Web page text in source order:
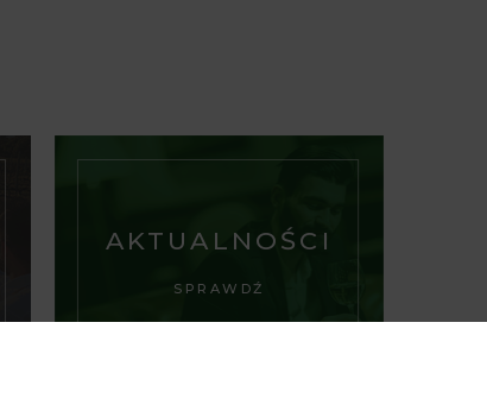
AKTUALNOŚCI
SPRAWDŹ